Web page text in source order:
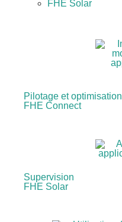
FHE Solar
Pilotage et optimisation
FHE Connect
Supervision
FHE Solar